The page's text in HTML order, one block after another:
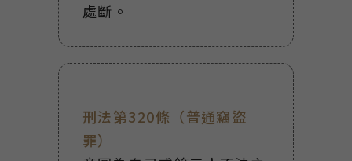
處斷。
刑法第320條（普通竊盜
罪）